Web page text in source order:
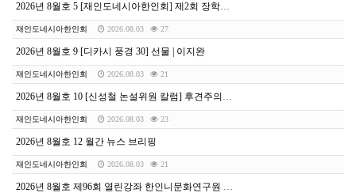
2026년 8월호 5 [재인도네시아한인회] 제2회 장학기금후원 자선골프대회
재인도네시아한인회 2026.08.03 27
2026년 8월호 9 [디카시 풍경 30] 선물 | 이지완
재인도네시아한인회 2026.08.03 21
2026년 8월호 10 [신성철 논설위원 칼럼] 후견주의를 이해하면 인도네시아가 보인다
재인도네시아한인회 2026.08.03 23
2026년 8월호 12 월간 뉴스 브리핑
재인도네시아한인회 2026.08.03 21
2026년 8월호 제96회 열린강좌 한인니문화연구원 초청강연 잊혀진 사람들, 현대판 노예